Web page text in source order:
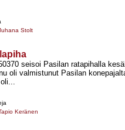
Stolt
seisoi Pasilan ratapihalla
oli valmistunut Pasilan
Keränen